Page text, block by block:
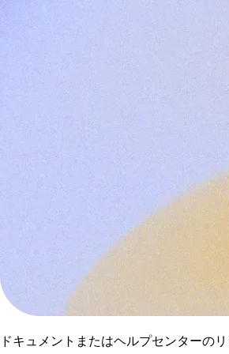
ドキュメント またはヘルプセンターの